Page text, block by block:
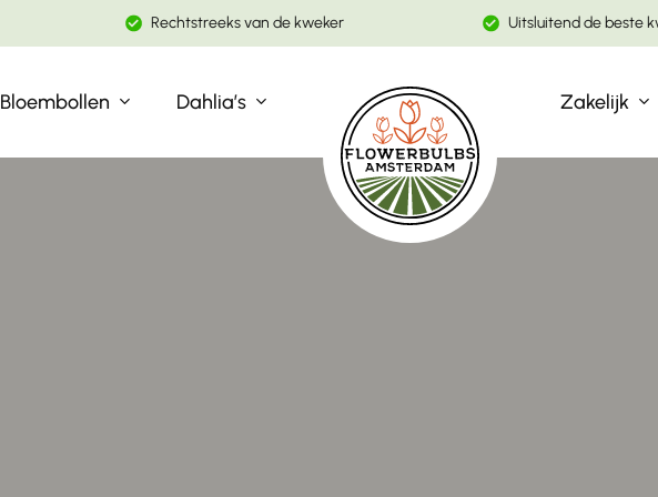
Rechtstreeks van de kweker Uitsluitend de beste
Bloembollen Dahlia’s Zakelijk
Winkelwagen